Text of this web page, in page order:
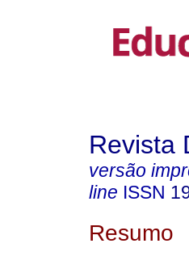
Revista
versão
line ISSN
Resumo